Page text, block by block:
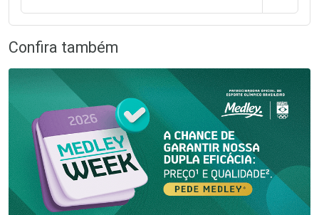
Confira também